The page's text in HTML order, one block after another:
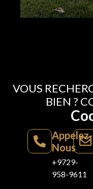
VOUS
BIEN ?
Appelez-
Nous
+9729-
958-9611